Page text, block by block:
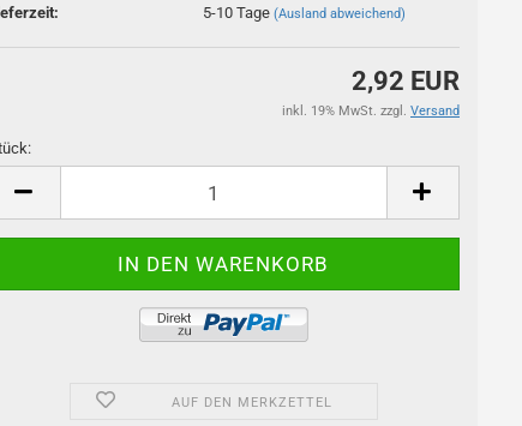
vergessen?
5-10 Tage (Ausland abweichend)
2,92 EUR
inkl. 19% MwSt. zzgl. Versand
AUF DEN MERKZETTEL